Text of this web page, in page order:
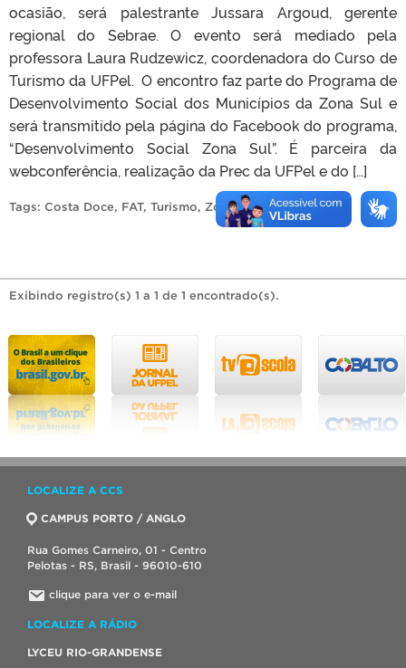
ocasião, será palestrante Jussara Argoud, gerente
regional do Sebrae. O evento será mediado pela
professora Laura Rudzewicz, coordenadora do Curso de
Turismo da UFPel. O encontro faz parte do Programa de
Desenvolvimento Social dos Municípios da Zona Sul e
será transmitido pela página do Facebook do programa,
“Desenvolvimento Social Zona Sul”. É parceira da
webconferência, realização da Prec da UFPel e do […]
Tags: Costa Doce, FAT, Turismo, Zona Sul.
Exibindo registro(s) 1 a 1 de 1 encontrado(s).
LOCALIZE A CCS
CAMPUS PORTO / ANGLO
Rua Gomes Carneiro, 01 - Centro
Pelotas - RS, Brasil - 96010-610
clique para ver o e-mail
LOCALIZE A RÁDIO
LYCEU RIO-GRANDENSE